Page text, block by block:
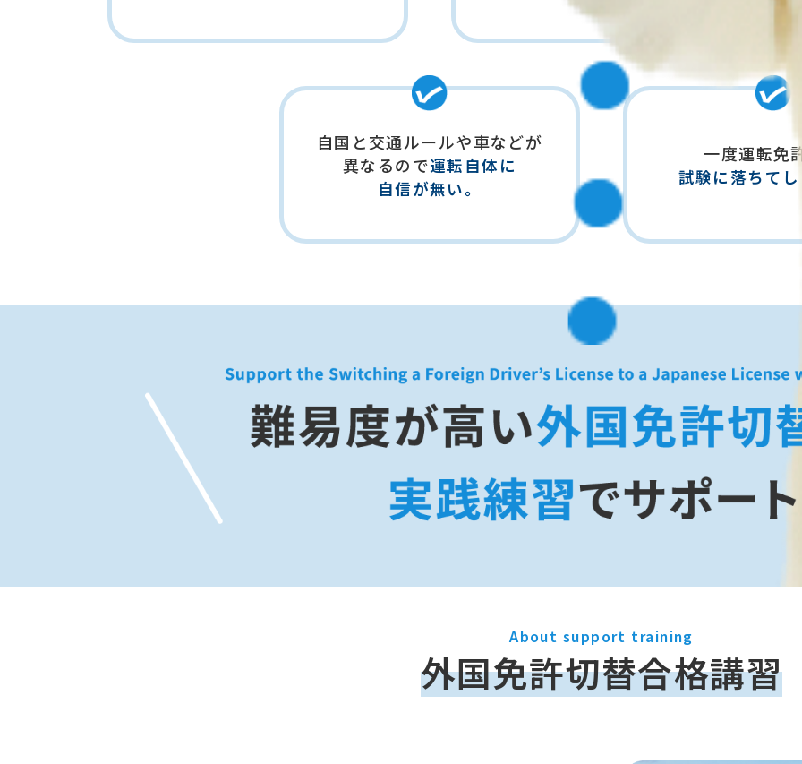
自国と交通ルールや車などが
異なるので運転自体に
自信が無い。
一度運転免
試験に落ちて
About support training
外国免許切替合格講習